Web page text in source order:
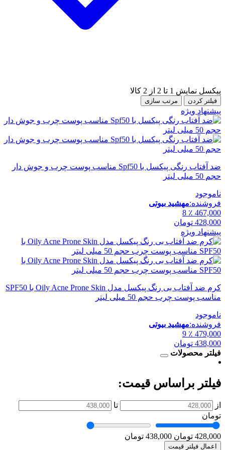
پیکسل نمایش 1 تا 2 از 2 کالا
فیلتر کردن مرتب سازی
پیشنهاد ویژه
ضد آفتاب رنگی پیکسل با Spf50 مناسب پوست چرب و جوش دار
حجم 50 میلی لیتر
ناموجود
فروشنده:مهشید بیوتی
467,000 ٪ 8
428,000 تومان
پیشنهاد ویژه
کرم ضد آفتاب بی رنگ پیکسل مدل Oily Acne Prone Skin با SPF50
مناسب پوست چرب حجم 50 میلی لیتر
ناموجود
فروشنده:مهشید بیوتی
479,000 ٪ 9
438,000 تومان
فیلتر محصولات
فیلتر براساس قیمت:
از
تا
تومان
428,000 تومان 438,000 تومان
اعمال فیلتر قیمت